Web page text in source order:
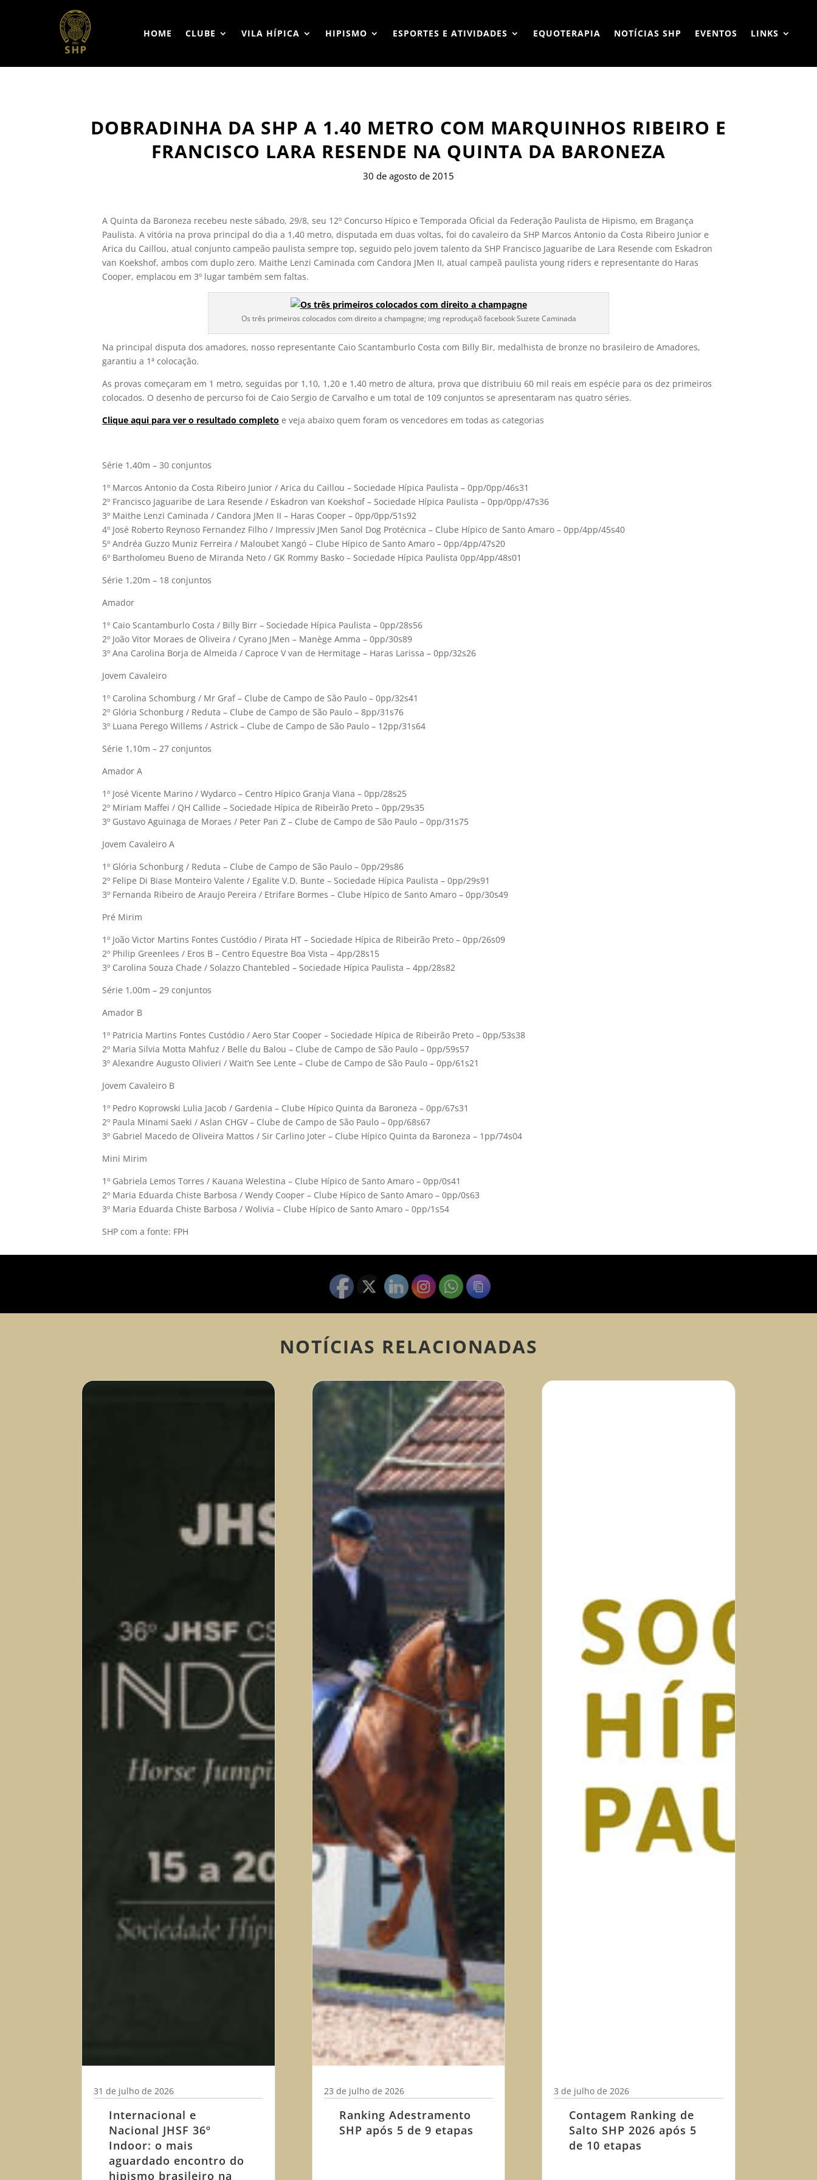
HOME CLUBE VILA HÍPICA HIPISMO ESPORTES E ATIVIDADES EQUOTERAPIA NOTÍCIAS SHP EVENTOS LINKS
DOBRADINHA DA SHP A 1.40 METRO COM MARQUINHOS RIBEIRO E
FRANCISCO LARA RESENDE NA QUINTA DA BARONEZA
30 de agosto de 2015
A Quinta da Baroneza recebeu neste sábado, 29/8, seu 12º Concurso Hípico e Temporada Oficial da Federação Paulista de Hipismo, em Bragança
Paulista. A vitória na prova principal do dia a 1,40 metro, disputada em duas voltas, foi do cavaleiro da SHP Marcos Antonio da Costa Ribeiro Junior e
Arica du Caillou, atual conjunto campeão paulista sempre top, seguido pelo jovem talento da SHP Francisco Jaguaribe de Lara Resende com Eskadron
van Koekshof, ambos com duplo zero. Maithe Lenzi Caminada com Candora JMen II, atual campeã paulista young riders e representante do Haras
Cooper, emplacou em 3º lugar também sem faltas.
Os três primeiros colocados com direito a champagne; img reproduçaõ facebook Suzete Caminada
Na principal disputa dos amadores, nosso representante Caio Scantamburlo Costa com Billy Bir, medalhista de bronze no brasileiro de Amadores,
garantiu a 1ª colocação.
As provas começaram em 1 metro, seguidas por 1,10, 1,20 e 1,40 metro de altura, prova que distribuiu 60 mil reais em espécie para os dez primeiros
colocados. O desenho de percurso foi de Caio Sergio de Carvalho e um total de 109 conjuntos se apresentaram nas quatro séries.
Clique aqui para ver o resultado completo e veja abaixo quem foram os vencedores em todas as categorias
Série 1,40m – 30 conjuntos
1º Marcos Antonio da Costa Ribeiro Junior / Arica du Caillou – Sociedade Hípica Paulista – 0pp/0pp/46s31
2º Francisco Jaguaribe de Lara Resende / Eskadron van Koekshof – Sociedade Hípica Paulista – 0pp/0pp/47s36
3º Maithe Lenzi Caminada / Candora JMen II – Haras Cooper – 0pp/0pp/51s92
4º José Roberto Reynoso Fernandez Filho / Impressiv JMen Sanol Dog Protécnica – Clube Hípico de Santo Amaro – 0pp/4pp/45s40
5º Andréa Guzzo Muniz Ferreira / Maloubet Xangó – Clube Hípico de Santo Amaro – 0pp/4pp/47s20
6º Bartholomeu Bueno de Miranda Neto / GK Rommy Basko – Sociedade Hípica Paulista 0pp/4pp/48s01
Série 1,20m – 18 conjuntos
Amador
1º Caio Scantamburlo Costa / Billy Birr – Sociedade Hípica Paulista – 0pp/28s56
2º João Vitor Moraes de Oliveira / Cyrano JMen – Manège Amma – 0pp/30s89
3º Ana Carolina Borja de Almeida / Caproce V van de Hermitage – Haras Larissa – 0pp/32s26
Jovem Cavaleiro
1º Carolina Schomburg / Mr Graf – Clube de Campo de São Paulo – 0pp/32s41
2º Glória Schonburg / Reduta – Clube de Campo de São Paulo – 8pp/31s76
3º Luana Perego Willems / Astrick – Clube de Campo de São Paulo – 12pp/31s64
Série 1,10m – 27 conjuntos
Amador A
1º José Vicente Marino / Wydarco – Centro Hípico Granja Viana – 0pp/28s25
2º Miriam Maffei / QH Callide – Sociedade Hípica de Ribeirão Preto – 0pp/29s35
3º Gustavo Aguinaga de Moraes / Peter Pan Z – Clube de Campo de São Paulo – 0pp/31s75
Jovem Cavaleiro A
1º Glória Schonburg / Reduta – Clube de Campo de São Paulo – 0pp/29s86
2º Felipe Di Biase Monteiro Valente / Egalite V.D. Bunte – Sociedade Hípica Paulista – 0pp/29s91
3º Fernanda Ribeiro de Araujo Pereira / Etrifare Bormes – Clube Hípico de Santo Amaro – 0pp/30s49
Pré Mirim
1º João Victor Martins Fontes Custódio / Pirata HT – Sociedade Hípica de Ribeirão Preto – 0pp/26s09
2º Philip Greenlees / Eros B – Centro Equestre Boa Vista – 4pp/28s15
3º Carolina Souza Chade / Solazzo Chantebled – Sociedade Hípica Paulista – 4pp/28s82
Série 1,00m – 29 conjuntos
Amador B
1º Patricia Martins Fontes Custódio / Aero Star Cooper – Sociedade Hípica de Ribeirão Preto – 0pp/53s38
2º Maria Silvia Motta Mahfuz / Belle du Balou – Clube de Campo de São Paulo – 0pp/59s57
3º Alexandre Augusto Olivieri / Wait’n See Lente – Clube de Campo de São Paulo – 0pp/61s21
Jovem Cavaleiro B
1º Pedro Koprowski Lulia Jacob / Gardenia – Clube Hípico Quinta da Baroneza – 0pp/67s31
2º Paula Minami Saeki / Aslan CHGV – Clube de Campo de São Paulo – 0pp/68s67
3º Gabriel Macedo de Oliveira Mattos / Sir Carlino Joter – Clube Hípico Quinta da Baroneza – 1pp/74s04
Mini Mirim
1º Gabriela Lemos Torres / Kauana Welestina – Clube Hípico de Santo Amaro – 0pp/0s41
2º Maria Eduarda Chiste Barbosa / Wendy Cooper – Clube Hípico de Santo Amaro – 0pp/0s63
3º Maria Eduarda Chiste Barbosa / Wolivia – Clube Hípico de Santo Amaro – 0pp/1s54
SHP com a fonte: FPH
NOTÍCIAS RELACIONADAS
Internacional e
Nacional JHSF 36º
Indoor: o mais
aguardado encontro do
hipismo brasileiro na
31 de julho de 2026
Ranking Adestramento
SHP após 5 de 9 etapas
23 de julho de 2026
Contagem Ranking de
Salto SHP 2026 após 5
de 10 etapas
3 de julho de 2026